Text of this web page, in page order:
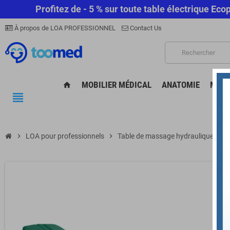
Profitez de - 5 % sur toute table électrique
À propos de LOA PROFESSIONNEL Contact Us
view_headline
home MOBILIER MÉDICAL ANATOMIE
chevron_right LOA pour professionnels chevron_right Table de massage hydraulique